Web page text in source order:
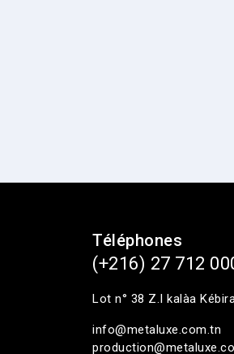
Téléphones
(+216) 27 712
Lot n° 38 Z.I kalàa
info@metaluxe.com.tn